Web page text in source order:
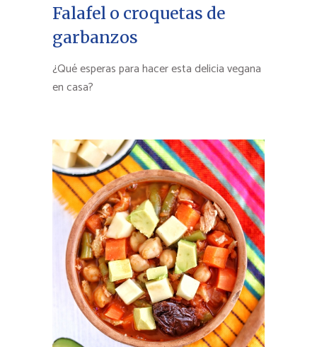
Falafel o croquetas de
garbanzos
¿Qué esperas para hacer esta delicia vegana
en casa?